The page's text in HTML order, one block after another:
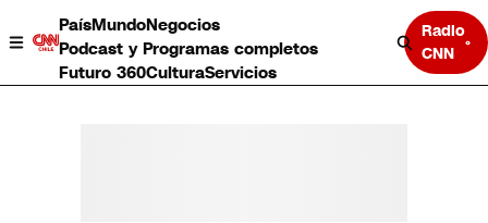
PaísMundoNegocios
Podcast y Programas completos
Futuro 360CulturaServicios
Radio
CNN